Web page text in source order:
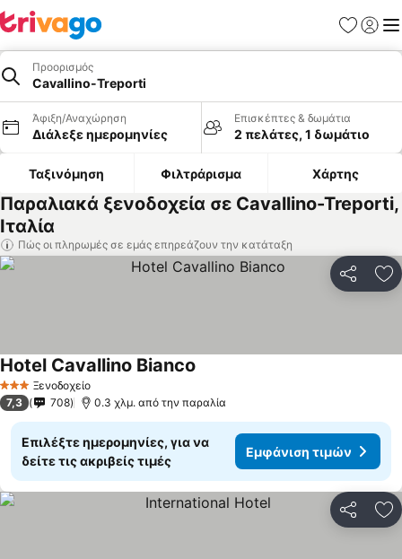
Προορισμός
Cavallino-Treporti
Άφιξη/Αναχώρηση
Διάλεξε ημερομηνίες
Επισκέπτες & δωμάτια
2 πελάτες, 1 δωμάτιο
Ταξινόμηση Φιλτράρισμα Χάρτης
Παραλιακά ξενοδοχεία σε Cavallino-Treporti,
Ιταλία
Πώς οι πληρωμές σε εμάς επηρεάζουν την κατάταξη
3 ΑστέριαΞενοδοχείο
Hotel Cavallino Bianco
7,3 708 0.3 χλμ. από την παραλία
Επιλέξτε ημερομηνίες, για να
δείτε τις ακριβείς τιμές
Εμφάνιση τιμών